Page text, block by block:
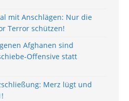
mit Anschlägen: Nur die
Terror schützen!
Afghanen sind
Offensive statt
Merz lügt und